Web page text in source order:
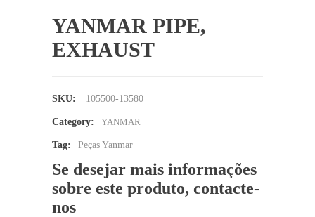
YANMAR PIPE,
EXHAUST
SKU: 105500-13580
Category: YANMAR
Tag: Peças Yanmar
Se desejar mais informações
sobre este produto, contacte-
nos